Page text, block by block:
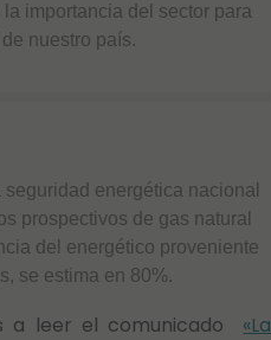
importancia del sector para
nuestro país.
seguridad energética nacional
prospectivos de gas natural
del energético proveniente
se estima en 80%.
a leer el comunicado «La